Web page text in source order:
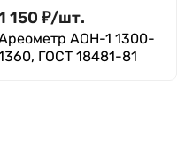
150 ₽/шт.
АОН-1 1300-
ГОСТ 18481-81